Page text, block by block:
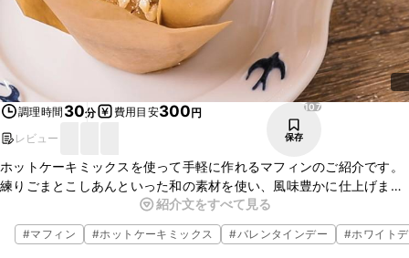
調理時間 30分 費用目安300円
レビュー
107
保存
ホットケーキミックスを使って手軽に作れるマフィンのご紹介です。
練りごまとこしあんといった和の素材を使い、風味豊かに仕上げま
す。ホットケーキミックスを使うことでささっとできますので、ぜひ
一度お試しください。
紹介文をすべて見る
#マフィン #ホットケーキミックス #バレンタインデー #ホワイト